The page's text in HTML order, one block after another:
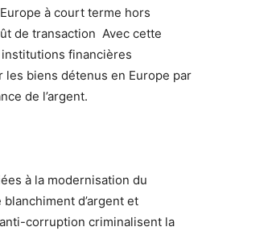
à court terme hors
de transaction Avec cette
financières
biens détenus en Europe par
de l’argent.
à la modernisation du
d’argent et
corruption criminalisent la